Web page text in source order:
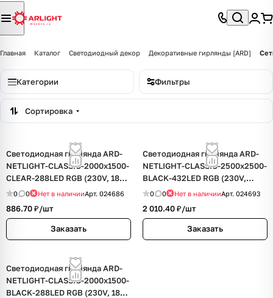
Главная Каталог Светодиодный декор Декоративные гирлянды [ARD]
Категории Фильтры
Сортировка
Светодиодная гирлянда ARD-
NETLIGHT-CLASSIC-2000x1500-
CLEAR-288LED RGB (230V, 18W)
(Ardecoled, IP65)
0 0 Нет в наличииАрт. 024686
886.70 ₽/шт
Заказать
Светодиодная гирлянда ARD-
NETLIGHT-CLASSIC-2500x2500-
BLACK-432LED RGB (230V,
26W) (Ardecoled, IP65)
0 0 Нет в наличииАрт. 024693
2 010.40 ₽/шт
Заказать
Светодиодная гирлянда ARD-
NETLIGHT-CLASSIC-2000x1500-
BLACK-288LED RGB (230V, 18W)